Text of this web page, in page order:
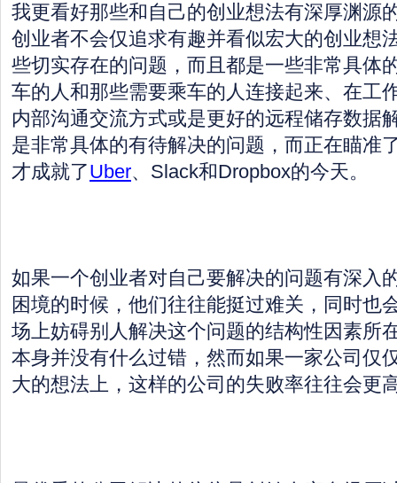
我更看好那些和自己的创业想法有深厚渊源
创业者不会仅追求有趣并看似宏大的创业想
些切实存在的问题，而且都是一些非常具体
车的人和那些需要乘车的人连接起来、在工
内部沟通交流方式或是更好的远程储存数据
是非常具体的有待解决的问题，而正在瞄准
才成就了Uber、Slack和Dropbox的今天。
如果一个创业者对自己要解决的问题有深入
困境的时候，他们往往能挺过难关，同时也
场上妨碍别人解决这个问题的结构性因素所
本身并没有什么过错，然而如果一家公司仅
大的想法上，这样的公司的失败率往往会更